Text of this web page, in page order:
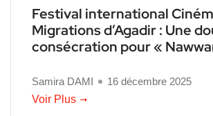
Festival international
Migrations d’Agadir : Une
consécration pour «
Samira DAMI
16 décembre 2025
Voir Plus